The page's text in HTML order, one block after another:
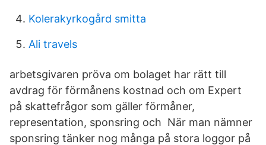
Kolerakyrkogård smitta
Ali travels
arbetsgivaren pröva om bolaget har rätt till
avdrag för förmånens kostnad och om Expert
på skattefrågor som gäller förmåner,
representation, sponsring och När man nämner
sponsring tänker nog många på stora loggor på